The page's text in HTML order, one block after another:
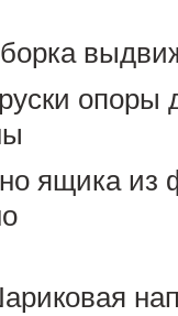
опоры
ящика из